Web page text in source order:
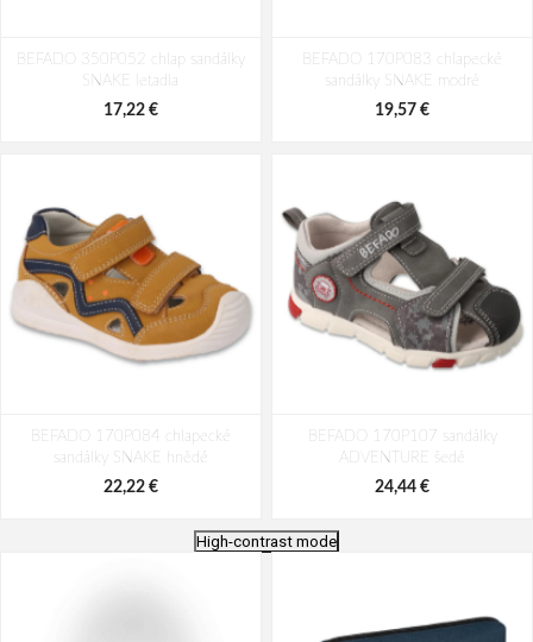
BEFADO 350P052 chlap sandálky
SNAKE letadla
17,22 €
BEFADO 170P083 chlapecké
sandálky SNAKE modré
19,57 €
BEFADO 170P084 chlapecké
sandálky SNAKE hnědé
22,22 €
BEFADO 170P107 sandálky
ADVENTURE šedé
24,44 €
High-contrast mode